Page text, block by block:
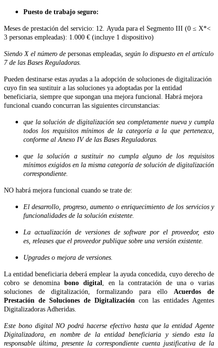
Puesto de trabajo seguro:
Meses de prestación del servicio: 12. Ayuda para el Segmento III (0 ≤ X*<
3 personas empleadas): 1.000 € (incluye 1 dispositivo)
Siendo X el número de personas empleadas, según lo dispuesto en el artículo
7 de las Bases Reguladoras.
Pueden destinarse estas ayudas a la adopción de soluciones de digitalización
cuyo fin sea sustituir a las soluciones ya adoptadas por la entidad
beneficiaria, siempre que supongan una mejora funcional. Habrá mejora
funcional cuando concurran las siguientes circunstancias:
que la solución de digitalización sea completamente nueva y cumpla
todos los requisitos mínimos de la categoría a la que pertenezca,
conforme al Anexo IV de las Bases Reguladoras.
que la solución a sustituir no cumpla alguno de los requisitos
mínimos exigidos en la misma categoría de solución de digitalización
correspondiente.
NO habrá mejora funcional cuando se trate de:
El desarrollo, progreso, aumento o enriquecimiento de los servicios y
funcionalidades de la solución existente.
La actualización de versiones de software por el proveedor, esto
es, releases que el proveedor publique sobre una versión existente.
Upgrades o mejora de versiones.
La entidad beneficiaria deberá emplear la ayuda concedida, cuyo derecho de
cobro se denominabono digital, en la contratación de una o varias
soluciones de digitalización, formalizando para ello Acuerdos de
Prestación de Soluciones de Digitalización con las entidades Agentes
Digitalizadoras Adheridas.
Este bono digital NO podrá hacerse efectivo hasta que la entidad Agente
Digitalizadora, en nombre de la entidad beneficiaria y siendo esta la
responsable última, presente la correspondiente cuenta justificativa de la